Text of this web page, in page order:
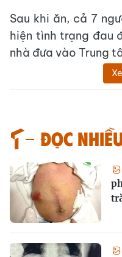
Sau khi ăn, cả 7
hiện tình trạng đau
nhà đưa vào Trung
Đọc